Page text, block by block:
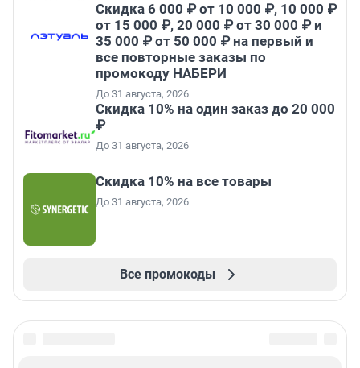
Скидка 6 000 ₽ от 10 000 ₽, 10 000 ₽
от 15 000 ₽, 20 000 ₽ от 30 000 ₽ и
35 000 ₽ от 50 000 ₽ на первый и
все повторные заказы по
промокоду НАБЕРИ
До 31 августа, 2026
Скидка 10% на один заказ до 20 000
₽
До 31 августа, 2026
Скидка 10% на все товары
До 31 августа, 2026
Все промокоды